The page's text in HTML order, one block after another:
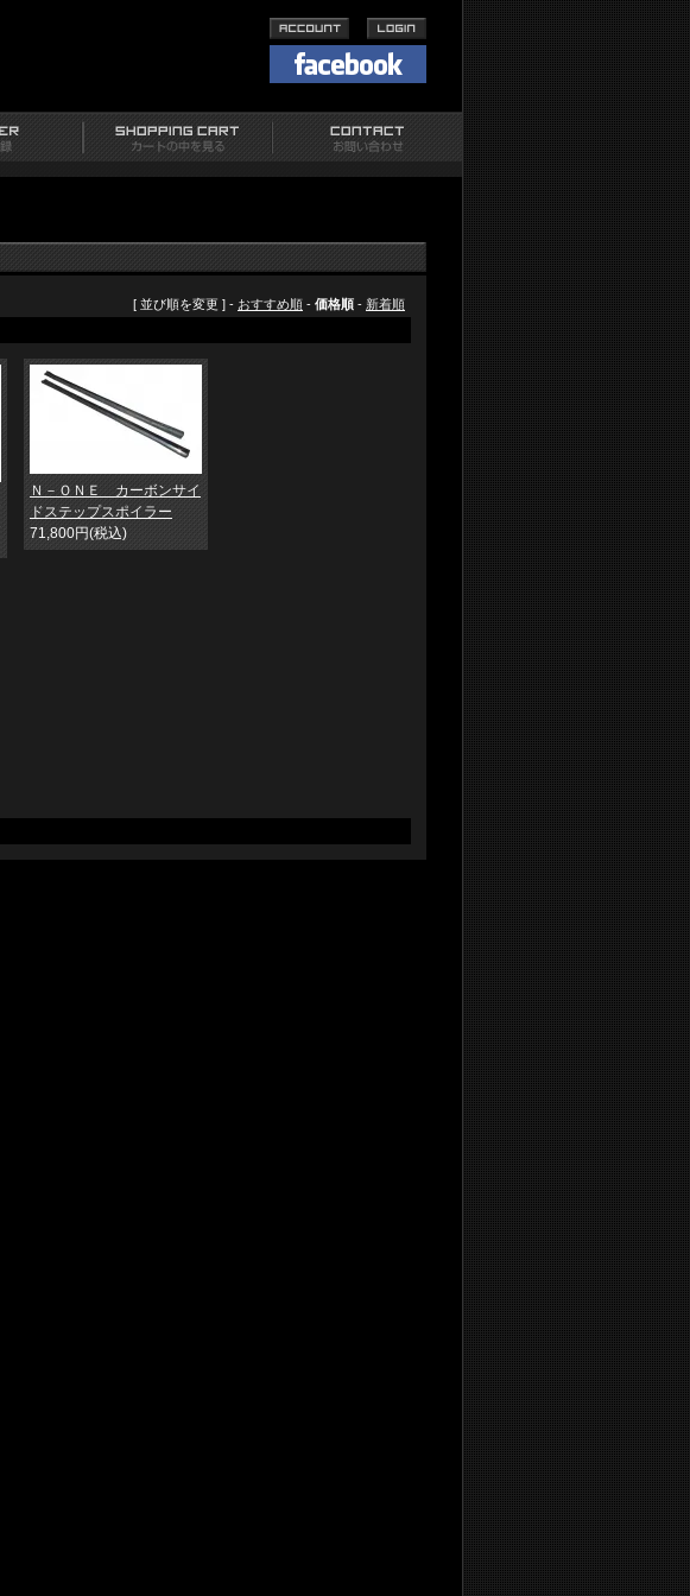
[ 並び順を変更 ] - おすすめ順 - 価格順 - 新着順
Ｎ－ＯＮＥ カーボンサイ
ドステップスポイラー
71,800円(税込)